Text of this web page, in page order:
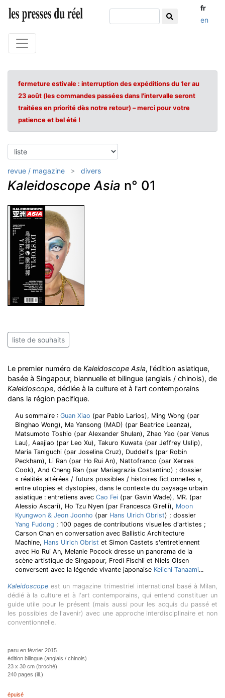
fr
en
fermeture estivale : interruption des expéditions du 1er au
23 août (les commandes passées dans l'intervalle seront
traitées en priorité dès notre retour) – merci pour votre
patience et bel été !
revue / magazine divers
Kaleidoscope Asia n° 01
liste de souhaits
Le premier numéro de Kaleidoscope Asia, l'édition asiatique,
basée à Singapour, biannuelle et bilingue (anglais / chinois), de
Kaleidoscope, dédiée à la culture et à l'art contemporains
dans la région pacifique.
Au sommaire : Guan Xiao (par Pablo Larios), Ming Wong (par
Binghao Wong), Ma Yansong (MAD) (par Beatrice Leanza),
Matsumoto Toshio (par Alexander Shulan), Zhao Yao (par Venus
Lau), Aaajiao (par Leo Xu), Takuro Kuwata (par Jeffrey Uslip),
Maria Taniguchi (par Joselina Cruz), Duddell's (par Robin
Peckham), Li Ran (par Ho Rui An), Nattofranco (par Xerxes
Cook), And Cheng Ran (par Mariagrazia Costantino) ; dossier
« réalités altérées / futurs possibles / histoires fictionnelles »,
entre utopies et dystopies, dans le contexte du paysage urbain
asiatique : entretiens avec Cao Fei (par Gavin Wade), MR. (par
Alessio Ascari), Ho Tzu Nyen (par Francesca Girelli), Moon
Kyungwon & Jeon Joonho (par Hans Ulrich Obrist) ; dossier
Yang Fudong ; 100 pages de contributions visuelles d'artistes ;
Carson Chan en conversation avec Ballistic Architecture
Machine, Hans Ulrich Obrist et Simon Castets s'entretiennent
avec Ho Rui An, Melanie Pocock dresse un panorama de la
scène artistique de Singapour, Fredi Fischli et Niels Olsen
conversent avec la légende vivante japonaise Keiichi Tanaami...
Kaleidoscope est un magazine trimestriel international basé à Milan,
dédié à la culture et à l'art contemporains, qui entend constituer un
guide utile pour le présent (mais aussi pour les acquis du passé et
les possibles de l'avenir) avec une approche interdisciplinaire et non
conventionnelle.
paru en février 2015
édition bilingue (anglais / chinois)
23 x 30 cm (broché)
240 pages (ill.)
épuisé